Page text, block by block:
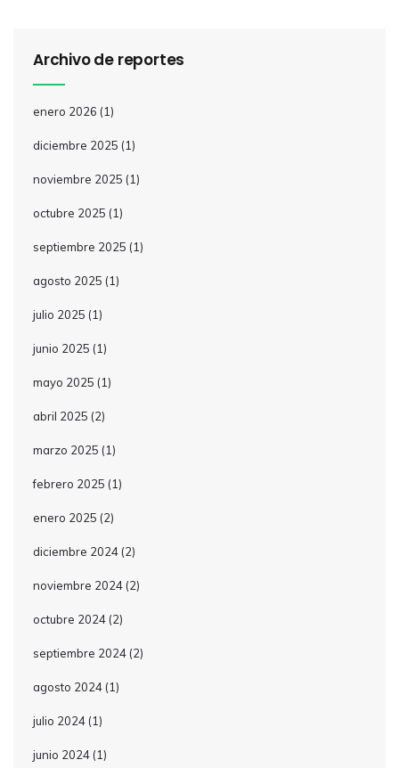
Archivo de reportes
enero 2026 (1)
diciembre 2025 (1)
noviembre 2025 (1)
octubre 2025 (1)
septiembre 2025 (1)
agosto 2025 (1)
julio 2025 (1)
junio 2025 (1)
mayo 2025 (1)
abril 2025 (2)
marzo 2025 (1)
febrero 2025 (1)
enero 2025 (2)
diciembre 2024 (2)
noviembre 2024 (2)
octubre 2024 (2)
septiembre 2024 (2)
agosto 2024 (1)
julio 2024 (1)
junio 2024 (1)